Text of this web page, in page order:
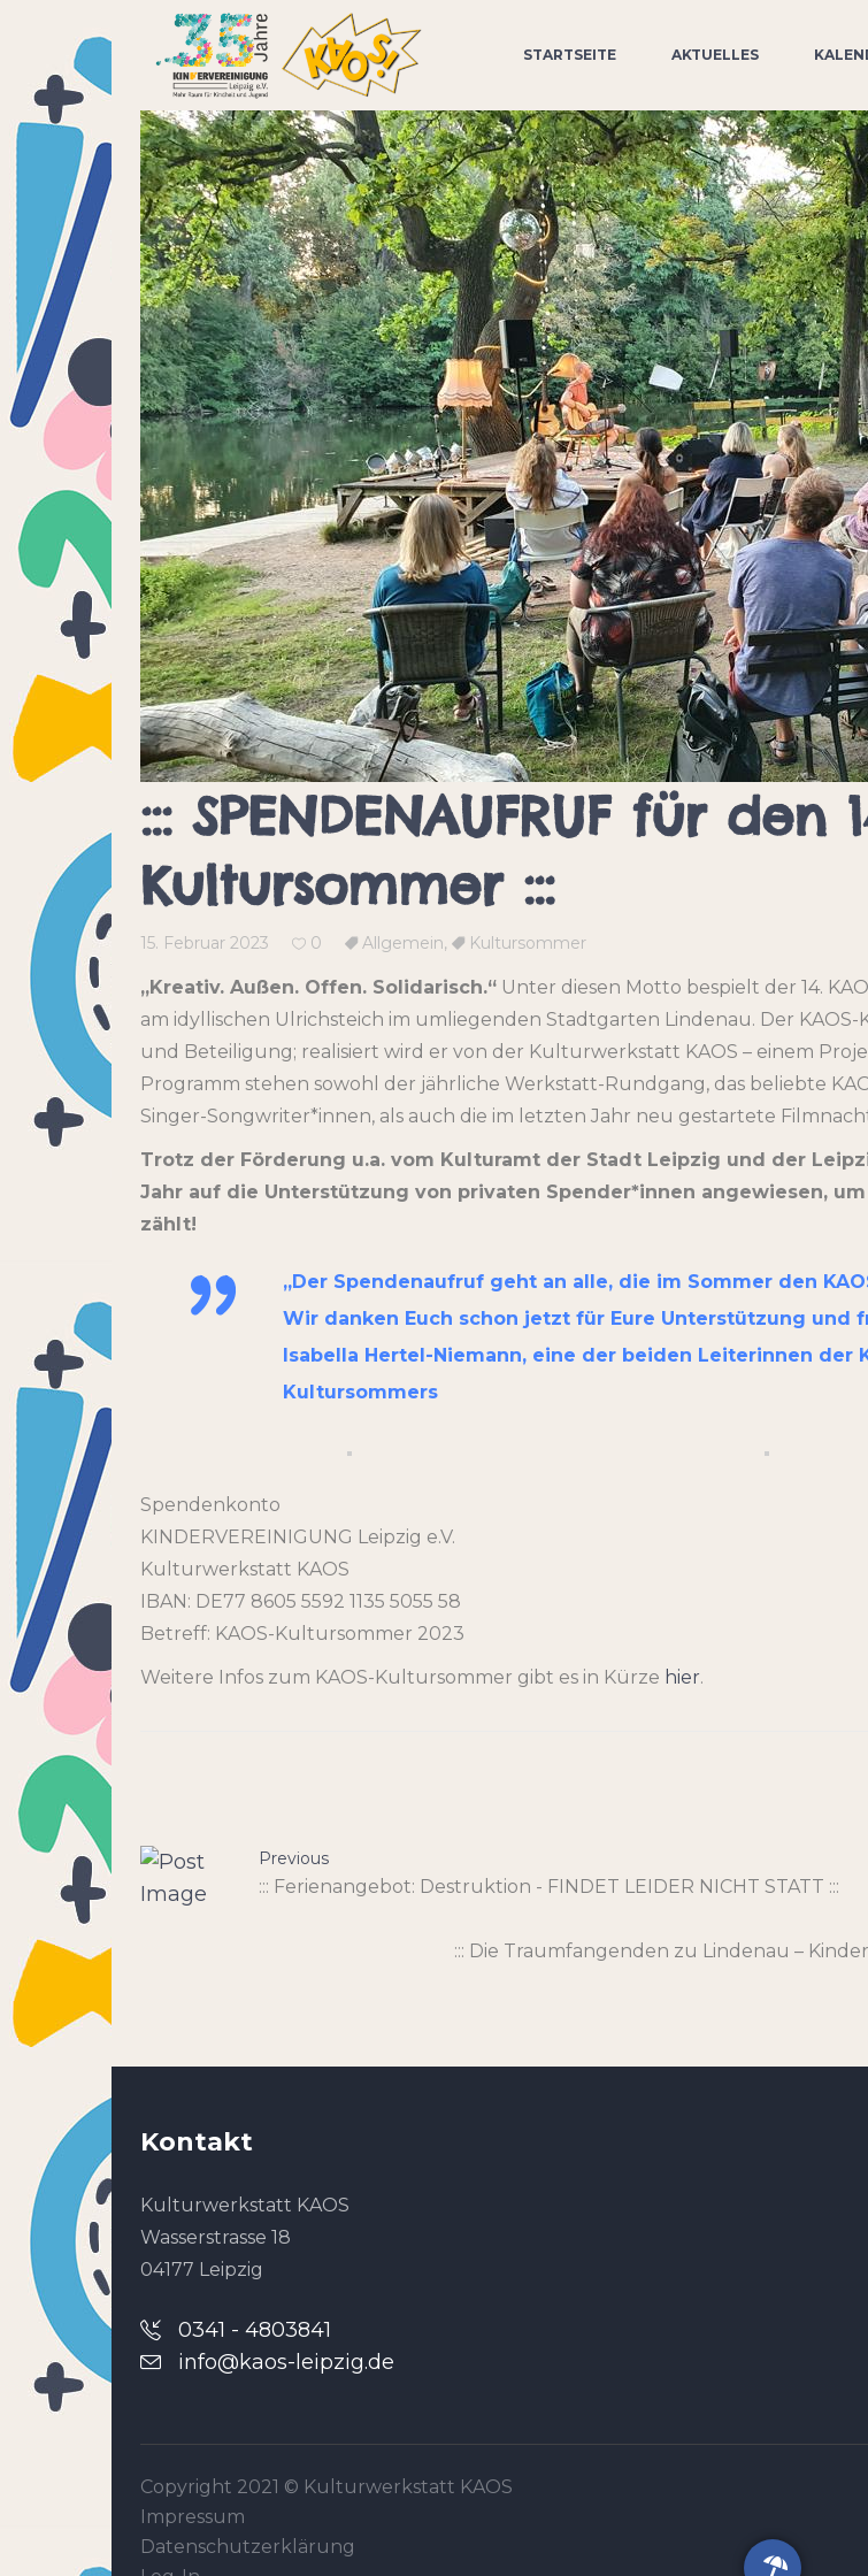
STARTSEITE AKTUELLES
::: SPENDENAUFRUF für den
Kultursommer :::
15. Februar 2023 0 Allgemein, Kultursommer
„Kreativ. Außen. Offen. Solidarisch.“ Unter diesen Motto bespielt der 14.
am idyllischen Ulrichsteich im umliegenden Stadtgarten Lindenau. Der
und Beteiligung; realisiert wird er von der Kulturwerkstatt KAOS – einem
Programm stehen sowohl der jährliche Werkstatt-Rundgang, das beliebte
Singer-Songwriter*innen, als auch die im letzten Jahr neu gestartete
Trotz der Förderung u.a. vom Kulturamt der Stadt Leipzig und der
Jahr auf die Unterstützung von privaten Spender*innen angewiesen,
zählt!
„Der Spendenaufruf geht an alle, die im Sommer den
Wir danken Euch schon jetzt für Eure Unterstützung und
Isabella Hertel-Niemann, eine der beiden Leiterinnen der
Kultursommers
Spendenkonto
KINDERVEREINIGUNG Leipzig e.V.
Kulturwerkstatt KAOS
IBAN: DE77 8605 5592 1135 5055 58
Betreff: KAOS-Kultursommer 2023
Weitere Infos zum KAOS-Kultursommer gibt es in Kürze hier.
Previous
::: Ferienangebot: Destruktion - FINDET LEIDER NICHT STATT :::
::: Die Traumfangenden zu Lindenau –
Kontakt
Kulturwerkstatt KAOS
Wasserstrasse 18
04177 Leipzig
0341 - 4803841
info@kaos-leipzig.de
Copyright 2021 © Kulturwerkstatt KAOS
Impressum
Datenschutzerklärung